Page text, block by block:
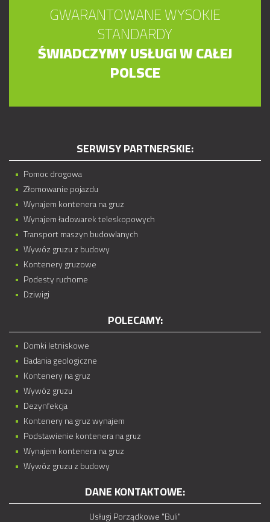
GWARANTOWANE WYSOKIE
STANDARDY
ŚWIADCZYMY USŁUGI W CAŁEJ
POLSCE
SERWISY PARTNERSKIE:
Pomoc drogowa
Złomowanie pojazdu
Wynajem kontenera na gruz
Wynajem ładowarek teleskopowych
Transport maszyn budowlanych
Wywóz gruzu z budowy
Kontenery gruzowe
Podesty ruchome
Dziwigi
POLECAMY:
Domki letniskowe
Badania geologiczne
Kontenery na gruz
Wywóz gruzu
Dezynfekcja
Kontenery na gruz wynajem
Podstawienie kontenera na gruz
Wynajem kontenera na gruz
Wywóz gruzu z budowy
DANE KONTAKTOWE:
Usługi Porządkowe "Buli"